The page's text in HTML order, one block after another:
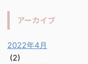
アーカイブ
2022年4月
(2)